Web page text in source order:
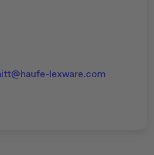
lexware.com